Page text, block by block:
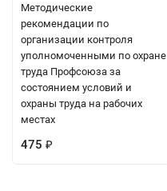
Методические
рекомендации по
организации контроля
уполномоченными по охране
труда Профсоюза за
состоянием условий и
охраны труда на рабочих
местах
475 ₽